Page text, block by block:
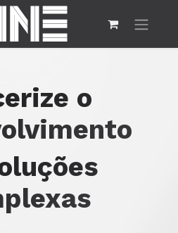
o